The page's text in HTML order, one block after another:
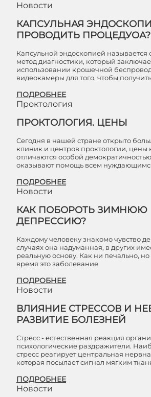
Новости
КАПСУЛЬНАЯ
ПРОВОДИТЬ ПРОЦЕДУОА?
Капсульной эндоскопией
метод диагностики, который
использовании крошечной
видеокамеры для того, чтобы
ПОДРОБНЕЕ
Проктология
ПРОКТОЛОГИЯ. ЦЕНЫ
Сегодня в нашей стране открыто
клиник и центров проктологии, цены
отличаются особой
оказывают помощь всем
ПОДРОБНЕЕ
Новости
КАК ПОБОРОТЬ ЗИМНЮЮ
ДЕПРЕССИЮ?
Каждому человеку знакомо чувство
случаях она надуманная, в других
реальную основу. Как ни печально,
время это заболевание
ПОДРОБНЕЕ
Новости
ВЛИЯНИЕ СТРЕССОВ И
РАЗВИТИЕ БОЛЕЗНЕЙ
Стресс - естественная реакция
психологические раздражители.
стресс реагирует центральная
которая посылает сигнал мягким
ПОДРОБНЕЕ
Новости